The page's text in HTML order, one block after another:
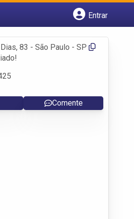
Entrar
83 - São Paulo - SP
Comente